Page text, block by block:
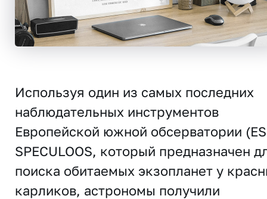
Используя один из самых последних
наблюдательных инструментов
Европейской южной обсерватории
SPECULOOS, который предназначен
поиска обитаемых экзопланет у
карликов, астрономы получили